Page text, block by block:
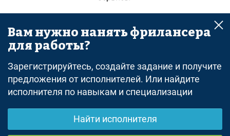
Помощь
Поиск
Оферта
Политика конфиденциальности
Дисклеймер о ЗоЗПП
Отказ от ответственности
Вам нужно нанять фрилансера
для работы?
Зарегистрируйтесь, создайте задание и получите
предложения от исполнителей. Или найдите
исполнителя по навыкам и специализации
Найти исполнителя